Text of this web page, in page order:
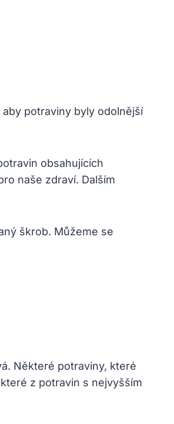
potraviny byly odolnější
obsahujících
naše zdraví. Dalším
škrob. Můžeme se
Některé potraviny, které
z potravin s nejvyšším